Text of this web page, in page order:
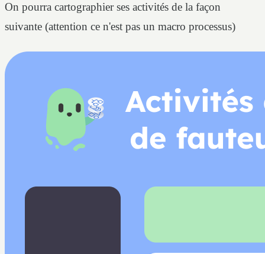
On pourra cartographier ses activités de la façon
suivante (attention ce n'est pas un macro processus)